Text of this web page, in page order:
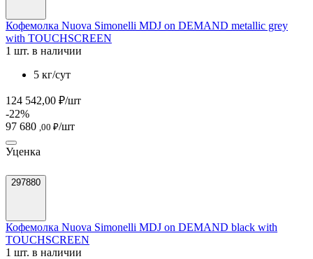
Кофемолка Nuova Simonelli MDJ on DEMAND metallic grey
with TOUCHSCREEN
1 шт. в наличии
5 кг/сут
124 542,00 ₽/шт
-22%
97 680 ,00 ₽/шт
Уценка
297880
Кофемолка Nuova Simonelli MDJ on DEMAND black with
TOUCHSCREEN
1 шт. в наличии